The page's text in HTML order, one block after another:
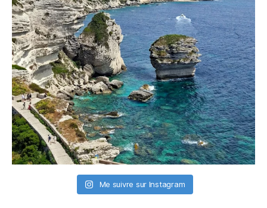
Me suivre sur Instagram